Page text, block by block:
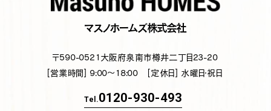
マスノホームズ株式会社
〒590-0521 大阪府泉南市樽井二丁目23-20
[営業時間] 9:00～18:00 [定休日] 水曜日・祝日
Tel.0120-930-493